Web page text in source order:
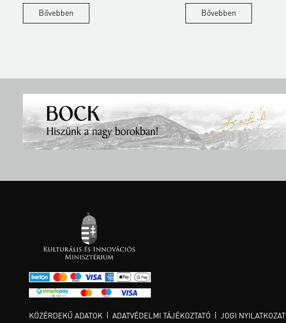
Bővebben Bővebben
KÖZÉRDEKŰ ADATOK ADATVÉDELMI TÁJÉKOZTATÓ JOGI NYILATKOZAT